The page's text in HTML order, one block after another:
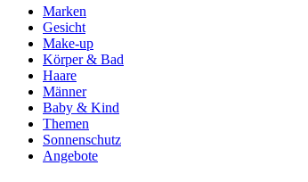
Marken
Gesicht
Make-up
Körper & Bad
Haare
Männer
Baby & Kind
Themen
Sonnenschutz
Angebote